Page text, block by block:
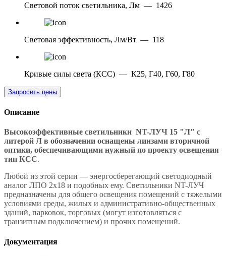
Световой поток светильника, Лм — 1426
Световая эффективность, Лм/Вт — 118
Кривые силы света (КСС) — К25, Г40, Г60, Г80
Запросить цены
Описание
Высокоэффективные светильники NT-ЛУЧ 15 "Л" с
литерой Л в обозначении оснащены линзами вторичной
оптики, обеспечивающими нужный по проекту освещения
тип КСС.
Любой из этой серии — энергосберегающий светодиодный
аналог ЛПО 2х18 и подобных ему. Светильники NT-ЛУЧ
предназначены для общего освещения помещений с тяжелыми
условиями среды, жилых и административно-общественных
зданий, парковок, торговых (могут изготовляться с
транзитным подключением) и прочих помещений.
Документация